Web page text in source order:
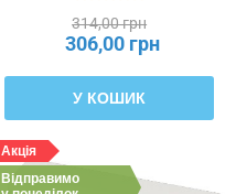
314,00 грн
306,00 грн
У КОШИК
Акція
Відправимо